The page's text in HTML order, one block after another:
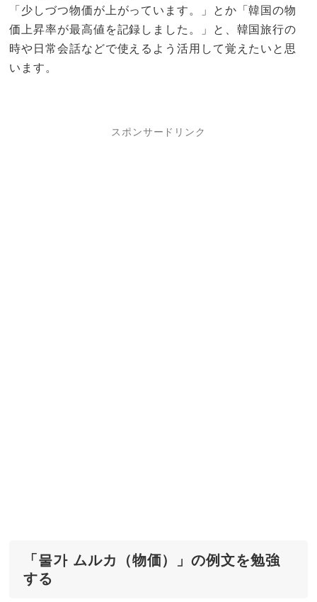
「少しづつ物価が上がっています。」とか「韓国の物
価上昇率が最高値を記録しました。」と、韓国旅行の
時や日常会話などで使えるよう活用して覚えたいと思
います。
スポンサードリンク
「물가 ムルカ（物価）」の例文を勉強
する